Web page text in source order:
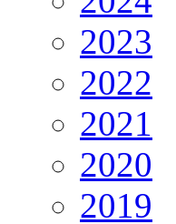
2023
2022
2021
2020
2019